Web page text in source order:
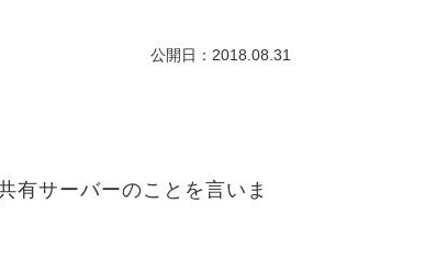
公開日： 2018.08.31
有サーバーのことを言いま